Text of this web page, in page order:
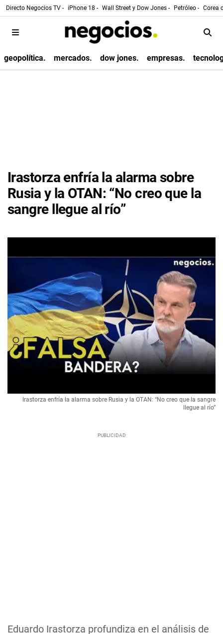
Directo Negocios TV - iPhone 18 - Wall Street y Dow Jones - Petróleo - Corea
geopolítica. mercados. dow jones. empresas.
Irastorza enfría la alarma sobre
Rusia y la OTAN: “No creo que la
sangre llegue al río”
Eduardo Irastorza profundiza en el análisis de
Irastorza enfría la alarma sobre Rusia y la OTAN: “No creo que la sangre
llegue al río”